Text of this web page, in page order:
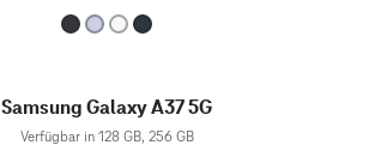
Samsung Galaxy A37 5G
Verfügbar in 128 GB, 256 GB